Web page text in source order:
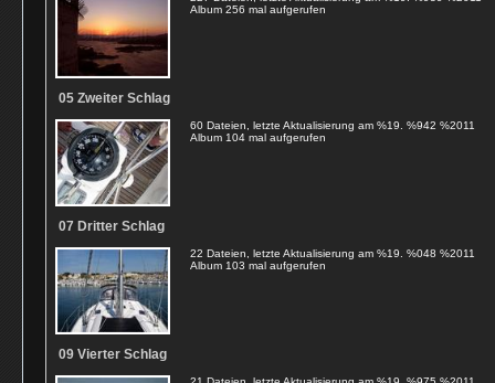
Album 256 mal aufgerufen
05 Zweiter Schlag
60 Dateien, letzte Aktualisierung am %19. %942 %2011
Album 104 mal aufgerufen
07 Dritter Schlag
22 Dateien, letzte Aktualisierung am %19. %048 %2011
Album 103 mal aufgerufen
09 Vierter Schlag